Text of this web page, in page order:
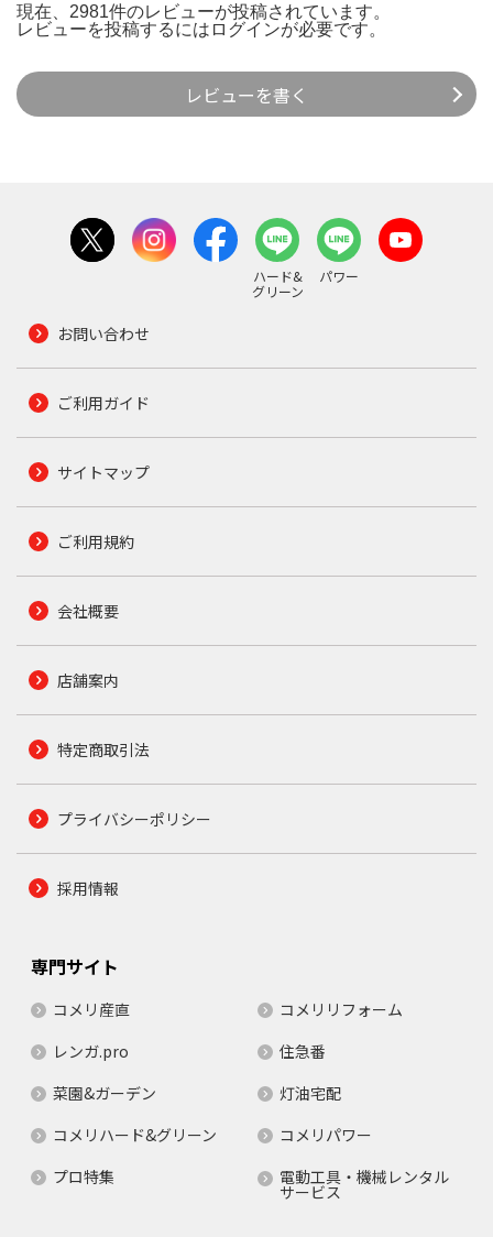
現在、2981件のレビューが投稿されています。
レビューを投稿するには ログインが必要です。
レビューを書く
ハード&
グリーン
パワー
お問い合わせ
ご利用ガイド
サイトマップ
ご利用規約
会社概要
店舗案内
特定商取引法
プライバシーポリシー
採用情報
専門サイト
コメリ産直
コメリリフォーム
レンガ.pro
住急番
菜園&ガーデン
灯油宅配
コメリハード&グリーン
コメリパワー
プロ特集
電動工具・機械レンタル
サービス